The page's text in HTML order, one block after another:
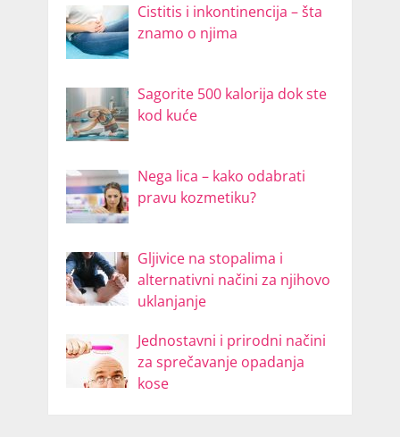
Cistitis i inkontinencija – šta
znamo o njima
Sagorite 500 kalorija dok ste
kod kuće
Nega lica – kako odabrati
pravu kozmetiku?
Gljivice na stopalima i
alternativni načini za njihovo
uklanjanje
Jednostavni i prirodni načini
za sprečavanje opadanja
kose